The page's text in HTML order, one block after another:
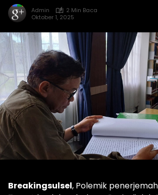
Admin
2 Min Baca
Oktober 1, 2025
Breakingsulsel, Polemik